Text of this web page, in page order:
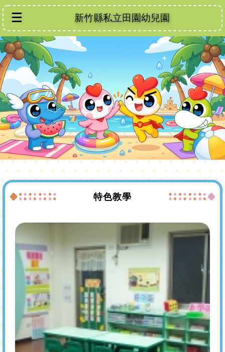
新竹縣私立田園幼兒園
特色教學